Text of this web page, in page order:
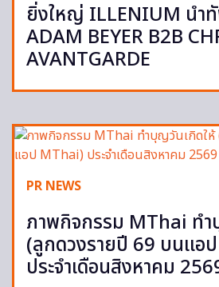
ยิ่งใหญ่ ILLENIUM นำ
ADAM BEYER B2B
AVANTGARDE
PR NEWS
ภาพกิจกรรม MThai ท
(ลูกดวงรายปี 69 บนแอ
ประจำเดือนสิงหาคม